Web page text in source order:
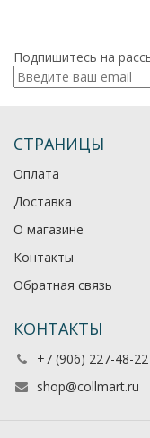
Подпишитесь на
СТРАНИЦЫ
Оплата
Доставка
О магазине
Контакты
Обратная связь
КОНТАКТЫ
+7 (906) 227-48-22
shop@collmart.ru